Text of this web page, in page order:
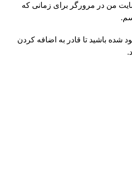
من در مرورگر برای زمانی که
شده باشید تا قادر به اضافه کردن